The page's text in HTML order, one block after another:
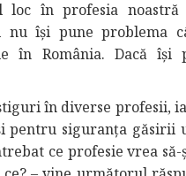
loc în profesia noastră
nu își pune problema
în România. Dacă îşi
în diverse profesii,
siguranţa găsirii
ce profesie vrea